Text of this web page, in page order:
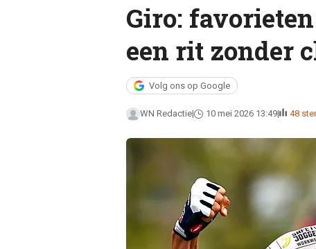
Giro:
een rit zonder
Volg ons op Google
WN Redactie 10 mei 2026 13:49 48